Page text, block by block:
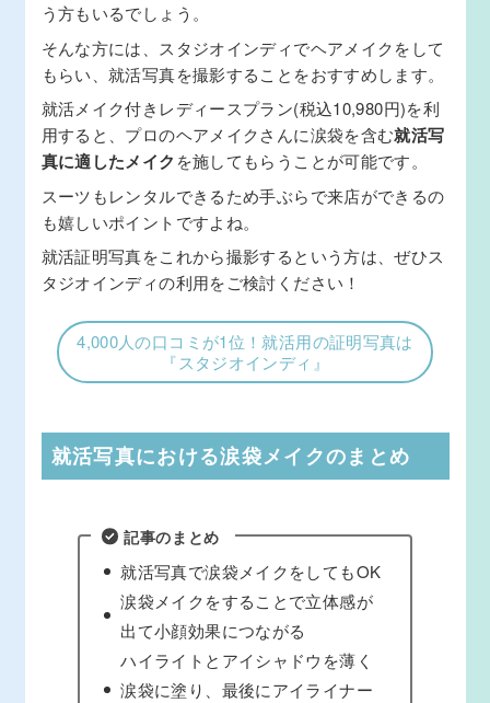
う方もいるでしょう。
そんな方には、スタジオインディでヘアメイクをして
もらい、就活写真を撮影することをおすすめします。
就活メイク付きレディースプラン(税込10,980円)を利
用すると、プロのヘアメイクさんに涙袋を含む就活写
真に適したメイク を施してもらうことが可能です。
スーツもレンタルできるため手ぶらで来店ができるの
も嬉しいポイントですよね。
就活証明写真をこれから撮影するという方は、ぜひス
タジオインディの利用をご検討ください！
4,000人の口コミが1位！就活用の証明写真は
『スタジオインディ』
就活写真における涙袋メイクのまとめ
記事のまとめ
就活写真で涙袋メイクをしてもOK
涙袋メイクをすることで立体感が
出て小顔効果につながる
ハイライトとアイシャドウを薄く
涙袋に塗り、最後にアイライナー